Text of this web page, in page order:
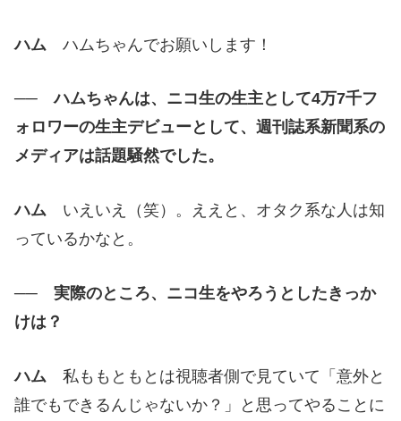
ハム ハムちゃんでお願いします！
── ハムちゃんは、ニコ生の生主として4万7千フ
ォロワーの生主デビューとして、週刊誌系新聞系の
メディアは話題騒然でした。
ハム いえいえ（笑）。ええと、オタク系な人は知
っているかなと。
── 実際のところ、ニコ生をやろうとしたきっか
けは？
ハム 私ももともとは視聴者側で見ていて「意外と
誰でもできるんじゃないか？」と思ってやることに